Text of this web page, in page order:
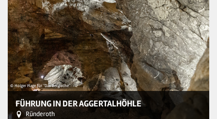
© Holger Hage für "Das Bergische"
FÜHRUNG IN DER AGGERTALHÖHLE
Ründeroth